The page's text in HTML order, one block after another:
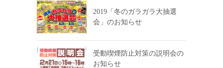
2019「冬のガラガラ大抽選
会」のお知らせ
受動喫煙防止対策の説明会の
お知らせ